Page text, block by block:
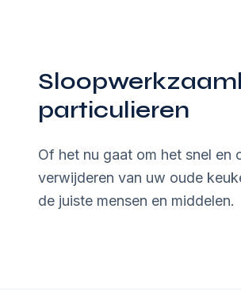
particulieren
Of het nu gaat om het snel
verwijderen van uw oude
de juiste mensen en middelen.